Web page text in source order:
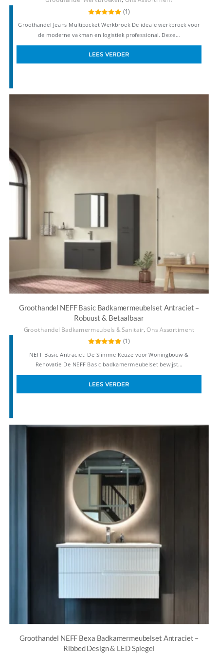
5.00
uit 5
(1)
Groothandel Jeans Multipocket Werkbroek De ideale werkbroek voor
de moderne vakman en logistiek professional. Deze…
LEES VERDER
Groothandel NEFF Basic Badkamermeubelset Antraciet –
Robuust & Betaalbaar
Groothandel Badkamermeubels & Sanitair,Ons Assortiment
5.00
uit 5
(1)
NEFF Basic Antraciet: De Slimme Keuze voor Woningbouw &
Renovatie De NEFF Basic badkamermeubelset bewijst…
LEES VERDER
Groothandel NEFF Bexa Badkamermeubelset Antraciet –
Ribbed Design & LED Spiegel